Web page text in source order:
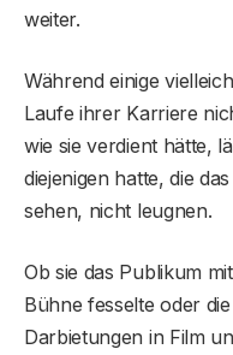
weiter.
Während einige
Laufe ihrer Karriere
wie sie verdient hätte,
diejenigen hatte, die
sehen, nicht leugnen.
Ob sie das Publikum
Bühne fesselte oder
Darbietungen in Film